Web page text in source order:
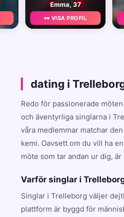
Emma, 37
👀 VISA PROFIL
dating i
Redo för passionerade
och äventyrliga singlarna i
våra medlemmar matchar
kemi. Oavsett om du vill ha
möte som tar andan ur dig,
Varför singlar i
Singlar i Trelleborg väljer
plattform är byggd för